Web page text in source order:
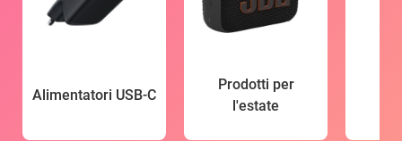
Alimentatori USB-C
Prodotti per
l'estate